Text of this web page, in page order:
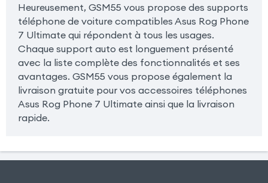
Heureusement, GSM55 vous propose des supports
téléphone de voiture compatibles Asus Rog Phone
7 Ultimate qui répondent à tous les usages.
Chaque support auto est longuement présenté
avec la liste complète des fonctionnalités et ses
avantages. GSM55 vous propose également la
livraison gratuite pour vos accessoires téléphones
Asus Rog Phone 7 Ultimate ainsi que la livraison
rapide.